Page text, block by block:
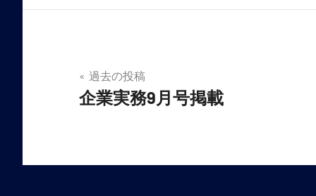
投
稿
ビ
過去の投稿
企業実務9月号掲載